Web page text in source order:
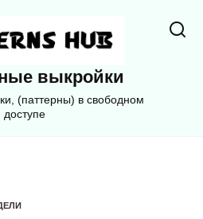
выкройки
(паттерны) в свободном
доступе